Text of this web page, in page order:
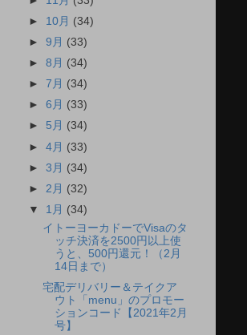
► 10月 (34)
►9月 (33)
►8月 (34)
►7月 (34)
►6月 (33)
► 5月 (34)
►4月 (33)
►3月 (34)
► 2月 (32)
▼ 1月 (34)
イトーヨーカドーでVisaのタ
ッチ決済を2500円以上使
うと、500円還元！（2月
14日まで）
宅配デリバリー＆テイクア
ウト「menu」のプロモー
ションコード【2021年2月
号】